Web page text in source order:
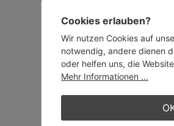
Cookies erlauben?
Wir nutzen Cookies auf
notwendig, andere dienen
oder helfen uns, die
Mehr Informationen ...